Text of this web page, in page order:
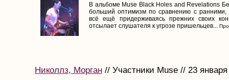
В альбоме Muse Black Holes and Revelations
больший оптимизм по сравнению с
всё ещё придерживаясь прежних своих
отсылает слушателя к угрозе пришельцев...
Николлз, Морган // Участники Muse // 23 января